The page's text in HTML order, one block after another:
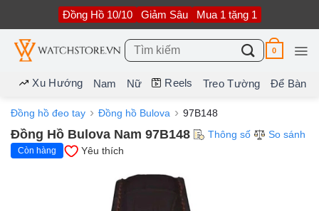
nội
dung
Đồng Hồ 10/10 Giảm Sâu Mua 1 tặng 1
Tìm
kiếm:
0
Xu Hướng Nam Nữ Reels Treo Tường Để Bàn
Đồng hồ đeo tay Đồng hồ Bulova 97B148
Đồng Hồ Bulova Nam 97B148 Thông số So sánh
Còn hàng Yêu thích